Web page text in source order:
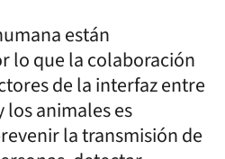
están
lo que la colaboración
de la interfaz entre
los animales es
la transmisión de